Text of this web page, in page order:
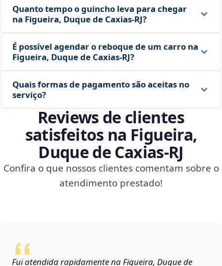
Quanto tempo o guincho leva para chegar
na Figueira, Duque de Caxias‑RJ?
É possível agendar o reboque de um carro na
Figueira, Duque de Caxias‑RJ?
Quais formas de pagamento são aceitas no
serviço?
Reviews de clientes
satisfeitos na Figueira,
Duque de Caxias‑RJ
Confira o que nossos clientes comentam sobre o
atendimento prestado!
Fui atendida rapidamente na Figueira, Duque de